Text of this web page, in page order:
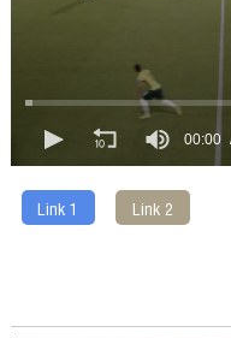
00:00
Link 1 Link 2